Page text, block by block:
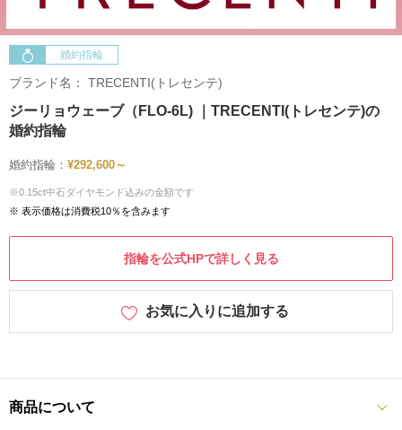
婚約指輪
ブランド名： TRECENTI(トレセンテ)
ジーリョウェーブ（FLO-6L) ｜TRECENTI(トレセンテ)の
婚約指輪
婚約指輪： ¥292,600～
※0.15ct中石ダイヤモンド込みの金額です
※ 表示価格は消費税10％を含みます
指輪を公式HPで詳しく見る
お気に入りに追加する
商品について